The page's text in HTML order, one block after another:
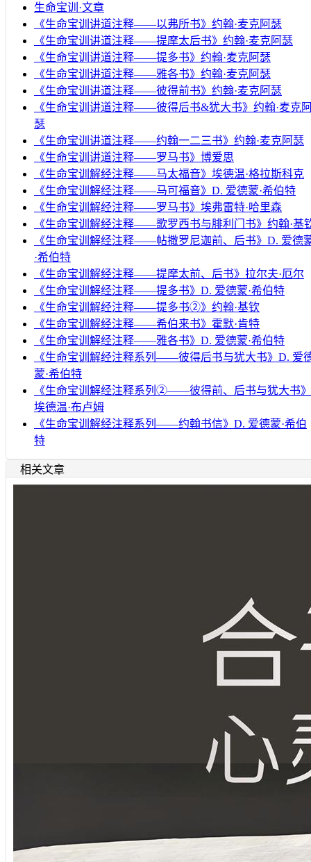
生命宝训·文章
《生命宝训讲道注释——以弗所书》约翰·麦克阿瑟
《生命宝训讲道注释——提摩太后书》约翰·麦克阿瑟
《生命宝训讲道注释——提多书》约翰·麦克阿瑟
《生命宝训讲道注释——雅各书》约翰·麦克阿瑟
《生命宝训讲道注释——彼得前书》约翰·麦克阿瑟
《生命宝训讲道注释——彼得后书&犹大书》约翰·麦克
瑟
《生命宝训讲道注释——约翰一二三书》约翰·麦克阿瑟
《生命宝训讲道注释——罗马书》博爱思
《生命宝训解经注释——马太福音》埃德温·格拉斯科克
《生命宝训解经注释——马可福音》D. 爱德蒙·希伯特
《生命宝训解经注释——罗马书》埃弗雷特·哈里森
《生命宝训解经注释——歌罗西书与腓利门书》约翰·基
《生命宝训解经注释——帖撒罗尼迦前、后书》D. 爱德
·希伯特
《生命宝训解经注释——提摩太前、后书》拉尔夫·厄尔
《生命宝训解经注释——提多书》D. 爱德蒙·希伯特
《生命宝训解经注释——提多书②》约翰·基钦
《生命宝训解经注释——希伯来书》霍默·肯特
《生命宝训解经注释——雅各书》D. 爱德蒙·希伯特
《生命宝训解经注释系列——彼得后书与犹大书》D. 爱
蒙·希伯特
《生命宝训解经注释系列②——彼得前、后书与犹大书》
埃德温·布卢姆
《生命宝训解经注释系列——约翰书信》D. 爱德蒙·希伯
特
相关文章